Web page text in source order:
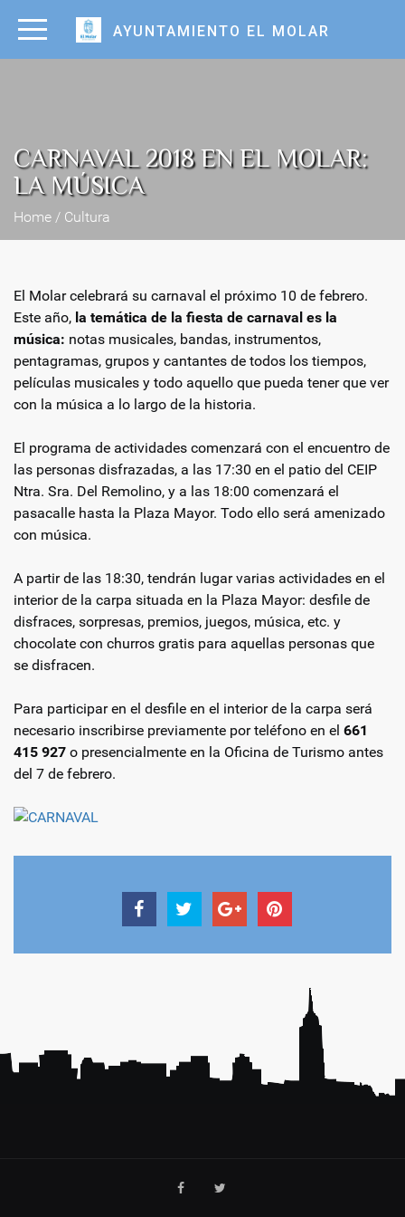
AYUNTAMIENTO EL MOLAR
CARNAVAL 2018 EN EL MOLAR:
LA MÚSICA
Home / Cultura
El Molar celebrará su carnaval el próximo 10 de febrero.
Este año, la temática de la fiesta de carnaval es la
música: notas musicales, bandas, instrumentos,
pentagramas, grupos y cantantes de todos los tiempos,
películas musicales y todo aquello que pueda tener que ver
con la música a lo largo de la historia.
El programa de actividades comenzará con el encuentro de
las personas disfrazadas, a las 17:30 en el patio del CEIP
Ntra. Sra. Del Remolino, y a las 18:00 comenzará el
pasacalle hasta la Plaza Mayor. Todo ello será amenizado
con música.
A partir de las 18:30, tendrán lugar varias actividades en el
interior de la carpa situada en la Plaza Mayor: desfile de
disfraces, sorpresas, premios, juegos, música, etc. y
chocolate con churros gratis para aquellas personas que
se disfracen.
Para participar en el desfile en el interior de la carpa será
necesario inscribirse previamente por teléfono en el 661
415 927 o presencialmente en la Oficina de Turismo antes
del 7 de febrero.